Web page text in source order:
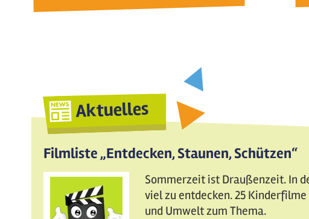
Aktuelles
Filmliste „Entdecken, Staunen, Schützen“
Sommerzeit ist Draußenzeit. In
viel zu entdecken. 25
und Umwelt zum Thema.